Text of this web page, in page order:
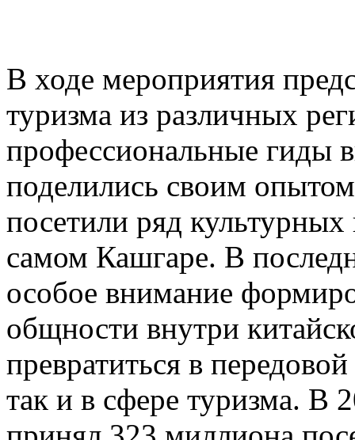
В ходе мероприятия
туризма из различных
профессиональные гиды
поделились своим
посетили ряд культурных
самом Кашгаре. В
особое внимание
общности внутри
превратиться в
так и в сфере туризма. В